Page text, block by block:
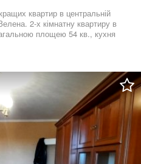
квартир в центральній
2-х кімнатну квартиру в
площею 54 кв., кухня
Квартира продається з
для життя, поруч в пішій
магазини, р. Рось. парк
транспорту. Офіційно
адресою,
роботи, надає повний
з нерухомістю. Безкоштовно
орендарів. Гарантуємо
компанію та юридичну
угод до моменту вручення